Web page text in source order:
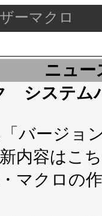
ーマクロ
ニュー
システム
バージョ
内容はこ
マクロの